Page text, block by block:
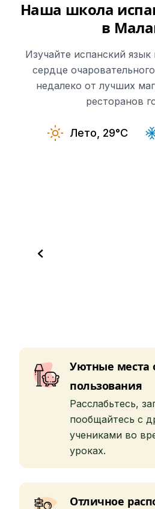
Наша школа
в
Изучайте испанский
сердце
недалеко от лучших
ресторанов
Лето, 29°C
Уютные места
пользования
Расслабьтесь,
пообщайтесь с
учениками во
уроках.
Отличное